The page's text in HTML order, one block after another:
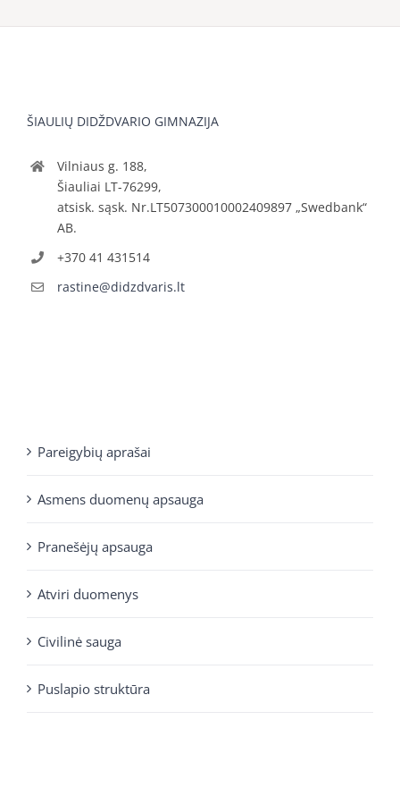
ŠIAULIŲ DIDŽDVARIO GIMNAZIJA
Vilniaus g. 188,
Šiauliai LT-76299,
atsisk. sąsk. Nr.LT507300010002409897 „Swedbank“
AB.
+370 41 431514
rastine@didzdvaris.lt
Pareigybių aprašai
Asmens duomenų apsauga
Pranešėjų apsauga
Atviri duomenys
Civilinė sauga
Puslapio struktūra